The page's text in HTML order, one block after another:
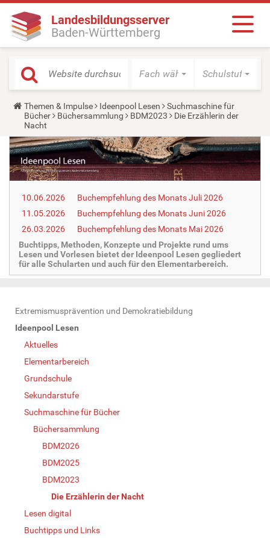
Landesbildungsserver
Baden-Württemberg
Fach wählen Schulstufe
Y
o
u
a
r
e
h
e
r
:
Themen & Impulse Ideenpool Lesen
Suchmaschine für
Bücher
Büchersammlung BDM2023
Die Erzählerin der
Nacht
10.06.2026
Buchempfehlung des Monats Juli 2026
11.05.2026
Buchempfehlung des Monats Juni 2026
26.03.2026
Buchempfehlung des Monats Mai 2026
Buchtipps, Methoden, Konzepte und Projekte rund ums
Lesen und Vorlesen bietet der Ideenpool Lesen gegliedert
für alle Schularten und auch für den Elementarbereich.
N
a
Extremismusprävention und Demokratiebildung
Ideenpool Lesen
Aktuelles
Elementarbereich
Grundschule
Sekundarstufe
Suchmaschine für Bücher
Büchersammlung
BDM2026
BDM2025
BDM2023
Die Erzählerin der Nacht
Lesen digital
Buchtipps und Links